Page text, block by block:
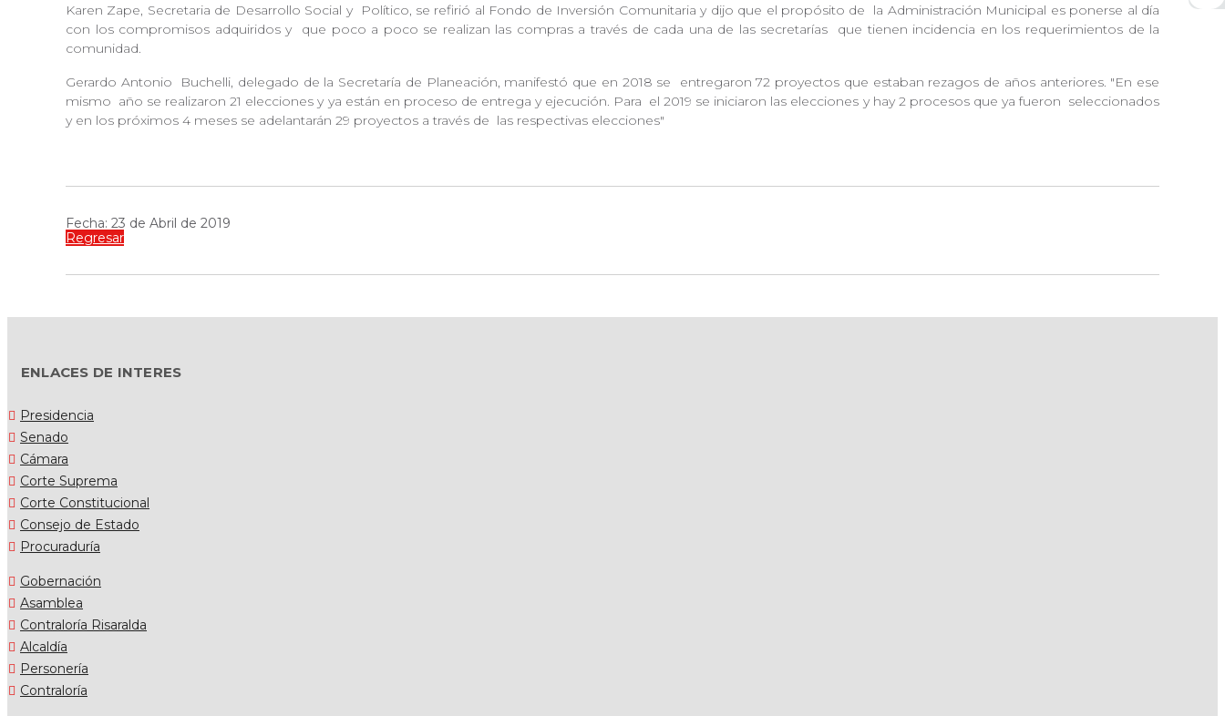
Karen Zape, Secretaria de Desarrollo Social y Político, se refirió al Fondo de Inversión Comunitaria y dijo que el propósito de
la Administración Municipal es ponerse al día
con los compromisos adquiridos y
que poco a poco se realizan las compras a través de cada una de las secretarías
que tienen incidencia en los requerimientos de la
comunidad.
Gerardo Antonio Buchelli, delegado de la Secretaría de Planeación, manifestó que en 2018 se
entregaron 72 proyectos que estaban rezagos de años anteriores. "En ese
mismo año se realizaron 21 elecciones y ya están en proceso de entrega y ejecución. Para el 2019 se iniciaron las elecciones y hay 2 procesos que ya fueron seleccionados
y en los próximos 4 meses se adelantarán 29 proyectos a través de las respectivas elecciones"
Fecha: 23 de Abril de 2019
Regresar
ENLACES DE INTERES
Presidencia
Senado
Cámara
Corte Suprema
Corte Constitucional
Consejo de Estado
Procuraduría
Gobernación
Asamblea
Contraloría Risaralda
Alcaldía
Personería
Contraloría